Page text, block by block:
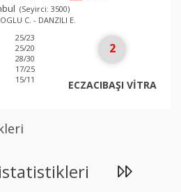
(Seyirci: 3500)
C. - DANZILI E.
25/23
25/20
28/30
17/25
15/11
2
ECZACIBAŞI VİTRA